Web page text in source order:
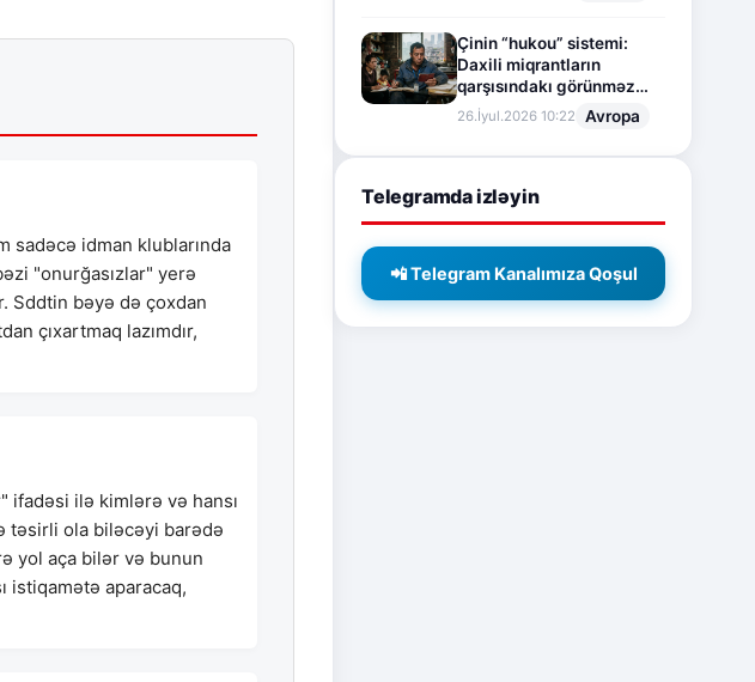
sadəcə idman klublarında
"onurğasızlar" yerə
Sddtin bəyə də çoxdan
çıxartmaq lazımdır,
ifadəsi ilə kimlərə və hansı
təsirli ola biləcəyi barədə
yol aça bilər və bunun
istiqamətə aparacaq,
Çinin “hukou” sistemi:
Daxili miqrantların
qarşısındakı görünməz
sədd
26.İyul.2026 10:22 Avropa
Telegramda izləyin
📲 Telegram Kanalımıza Qoşul